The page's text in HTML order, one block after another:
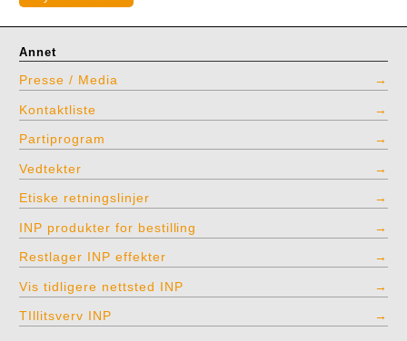
Annet
Presse / Media
Kontaktliste
Partiprogram
Vedtekter
Etiske retningslinjer
INP produkter for bestilling
Restlager INP effekter
Vis tidligere nettsted INP
TIllitsverv INP